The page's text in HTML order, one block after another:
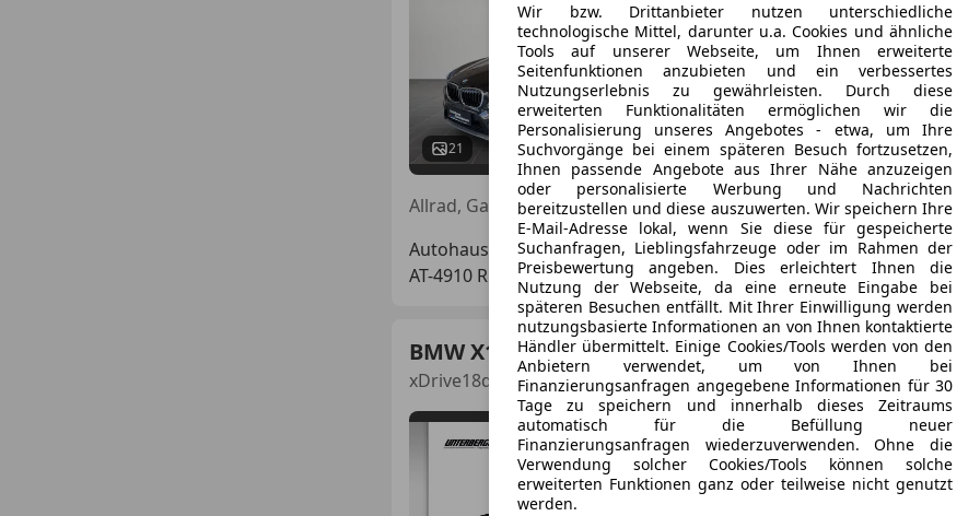
21 05/2016 69 766 km
Autohaus Rachbauer GmbH
AT-4910 Ried im Innkreis
BMW X1
xDrive18d Sport Line // Sitzheizung // PDC vo + hi
€ 14 450
Wir bzw. Drittanbieter nutzen unterschiedliche
technologische Mittel, darunter u.a. Cookies und ähnliche
Tools auf unserer Webseite, um Ihnen erweiterte
Seitenfunktionen anzubieten und ein verbessertes
Nutzungserlebnis zu gewährleisten. Durch diese
erweiterten Funktionalitäten ermöglichen wir die
Personalisierung unseres Angebotes - etwa, um Ihre
Suchvorgänge bei einem späteren Besuch fortzusetzen,
Ihnen passende Angebote aus Ihrer Nähe anzuzeigen
oder personalisierte Werbung und Nachrichten
bereitzustellen und diese auszuwerten. Wir speichern Ihre
E-Mail-Adresse lokal, wenn Sie diese für gespeicherte
Suchanfragen, Lieblingsfahrzeuge oder im Rahmen der
Preisbewertung angeben. Dies erleichtert Ihnen die
Nutzung der Webseite, da eine erneute Eingabe bei
späteren Besuchen entfällt. Mit Ihrer Einwilligung werden
nutzungsbasierte Informationen an von Ihnen kontaktierte
Händler übermittelt. Einige Cookies/Tools werden von den
Anbietern verwendet, um von Ihnen bei
Finanzierungsanfragen angegebene Informationen für 30
Tage zu speichern und innerhalb dieses Zeitraums
automatisch für die Befüllung neuer
Finanzierungsanfragen wiederzuverwenden. Ohne die
Verwendung solcher Cookies/Tools können solche
erweiterten Funktionen ganz oder teilweise nicht genutzt
werden.